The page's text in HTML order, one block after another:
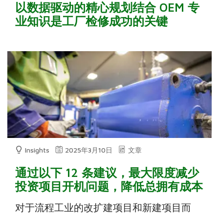
以数据驱动的精心规划结合 OEM 专
业知识是工厂检修成功的关键
Insights 2025年3月10日 文章
通过以下 12 条建议，最大限度减少
投资项目开机问题，降低总拥有成本
对于流程工业的改扩建项目和新建项目而